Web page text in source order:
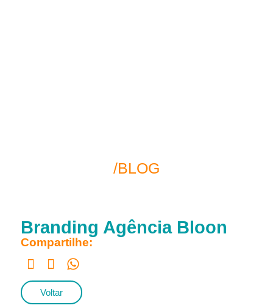
/BLOG
Branding Agência Bloon
Compartilhe:
Voltar